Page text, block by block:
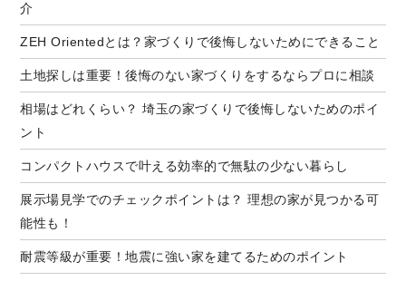
介
ZEH Orientedとは？家づくりで後悔しないためにできること
土地探しは重要！後悔のない家づくりをするならプロに相談
相場はどれくらい？ 埼玉の家づくりで後悔しないためのポイ
ント
コンパクトハウスで叶える効率的で無駄の少ない暮らし
展示場見学でのチェックポイントは？ 理想の家が見つかる可
能性も！
耐震等級が重要！地震に強い家を建てるためのポイント